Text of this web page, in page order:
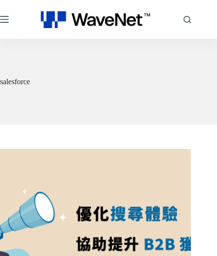
至
主
salesforce